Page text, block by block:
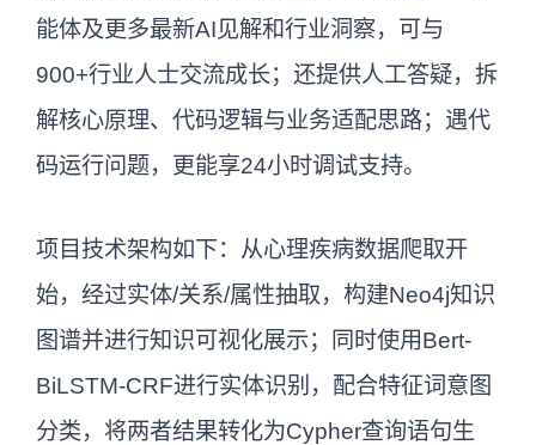
能体及更多最新AI见解和行业洞察，可与
900+行业人士交流成长；还提供人工答疑，拆
解核心原理、代码逻辑与业务适配思路；遇代
码运行问题，更能享24小时调试支持。
项目技术架构如下：从心理疾病数据爬取开
始，经过实体/关系/属性抽取，构建Neo4j知识
图谱并进行知识可视化展示；同时使用Bert-
BiLSTM-CRF进行实体识别，配合特征词意图
分类，将两者结果转化为Cypher查询语句生